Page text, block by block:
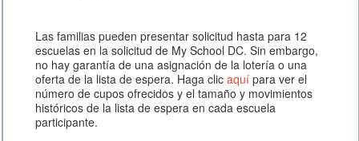
Las familias pueden presentar solicitud hasta para 12
escuelas en la solicitud de My School DC. Sin embargo,
no hay garantía de una asignación de la lotería o una
oferta de la lista de espera. Haga clic aquí para ver el
número de cupos ofrecidos y el tamaño y movimientos
históricos de la lista de espera en cada escuela
participante.